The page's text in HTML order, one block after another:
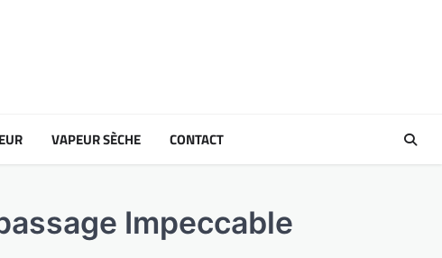
VAPEUR SÈCHE CONTACT
Impeccable